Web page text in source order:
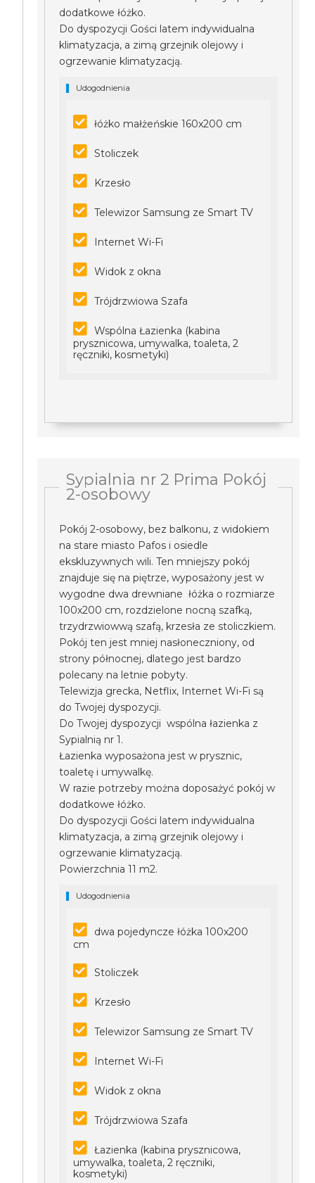
dodatkowe łóżko.
Do dyspozycji Gości latem indywidualna
klimatyzacja, a zimą grzejnik olejowy i
ogrzewanie klimatyzacją.
Udogodnienia
łóżko małżeńskie 160x200 cm
Stoliczek
Krzesło
Telewizor Samsung ze Smart TV
Internet Wi-Fi
Widok z okna
Trójdrzwiowa Szafa
Wspólna Łazienka (kabina
prysznicowa, umywalka, toaleta, 2
ręczniki, kosmetyki)
Sypialnia nr 2 Prima Pokój
2-osobowy
Pokój 2-osobowy, bez balkonu, z widokiem
na stare miasto Pafos i osiedle
ekskluzywnych wili. Ten mniejszy pokój
znajduje się na piętrze, wyposażony jest w
wygodne dwa drewniane łóżka o rozmiarze
100x200 cm, rozdzielone nocną szafką,
trzydrzwiowwą szafą, krzesła ze stoliczkiem.
Pokój ten jest mniej nasłoneczniony, od
strony północnej, dlatego jest bardzo
polecany na letnie pobyty.
Telewizja grecka, Netflix, Internet Wi-Fi są
do Twojej dyspozycji.
Do Twojej dyspozycji wspólna łazienka z
Sypialnią nr 1.
Łazienka wyposażona jest w prysznic,
toaletę i umywalkę.
W razie potrzeby można doposażyć pokój w
dodatkowe łóżko.
Do dyspozycji Gości latem indywidualna
klimatyzacja, a zimą grzejnik olejowy i
ogrzewanie klimatyzacją.
Powierzchnia 11 m2.
Udogodnienia
dwa pojedyncze łóżka 100x200
cm
Stoliczek
Krzesło
Telewizor Samsung ze Smart TV
Internet Wi-Fi
Widok z okna
Trójdrzwiowa Szafa
Łazienka (kabina prysznicowa,
umywalka, toaleta, 2 ręczniki,
kosmetyki)